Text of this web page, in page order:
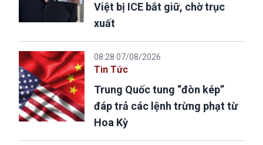
Việt bị ICE bắt giữ, chờ trục
xuất
08:28 07/08/2026
Tin Tức
Trung Quốc tung “đòn kép”
đáp trả các lệnh trừng phạt từ
Hoa Kỳ